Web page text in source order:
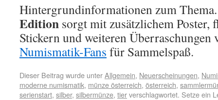
Hintergrundinformationen zum
Edition sorgt mit zusätzlichem Poster,
Stickern und weiteren Überraschungen
Numismatik-Fans für Sammelspaß.
Dieser Beitrag wurde unterAllgemein, Neuerscheinungen,
moderne numismatik, münze österreich, österreich,
serienstart, silber, silbermünze, tierverschlagwortet. Setze ein